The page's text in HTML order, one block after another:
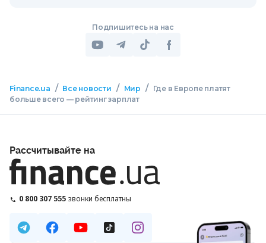
Подпишитесь на нас
Finance.ua / Все новости / Мир /
Где в Европе платят
больше всего — рейтинг зарплат
Рассчитывайте на
0 800 307 555 звонки бесплатны